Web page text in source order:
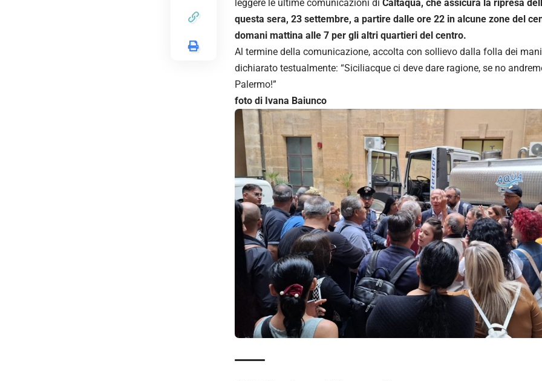
leggere le ultime comunicazioni di Caltaqua, che assicura la ripresa
questa sera, 23 settembre, a partire dalle ore 22 in alcune zone del
domani mattina alle 7 per gli altri quartieri del centro.
Al termine della comunicazione, accolta con sollievo dalla folla dei
dichiarato testualmente: “Siciliacque ci deve dare ragione, se no
Palermo!”
foto di Ivana Baiunco